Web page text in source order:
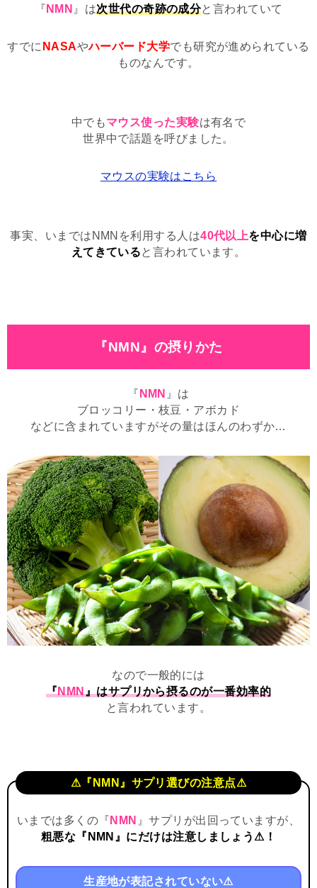
『 NMN 』は次世代の奇跡の成分と言われていて
すでに NASAやハーバード大学でも研究が進められている
ものなんです。
中でもマウス使った実験は有名で
世界中で話題を呼びました。
マウスの実験はこちら
事実、いまではNMNを利用する人は40代以上を中心に増
えてきていると言われています。
『NMN』の摂りかた
『 NMN 』は
ブロッコリー・枝豆・アボカド
などに含まれていますがその量はほんのわずか…
なので一般的には
『NMN』はサプリから摂るのが一番効率的
と言われています。
⚠『NMN』サプリ選びの注意点⚠
いまでは多くの『 NMN 』サプリが出回っていますが、
粗悪な『NMN』にだけは注意しましょう⚠！
生産地が表記されていない⚠